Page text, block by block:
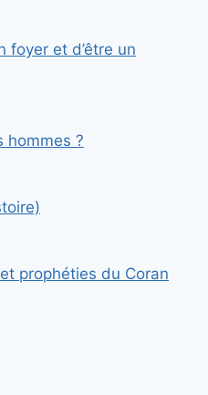
foyer et d’être un
hommes ?
prophéties du Coran